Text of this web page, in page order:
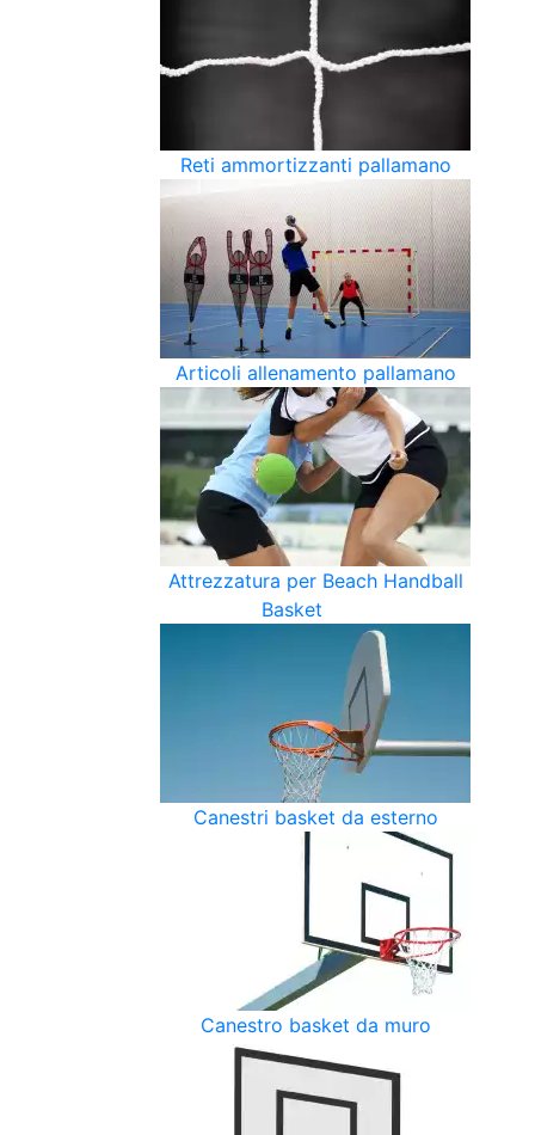
Reti ammortizzanti pallamano
Articoli allenamento pallamano
Attrezzatura per Beach Handball
Basket
Canestri basket da esterno
Canestro basket da muro